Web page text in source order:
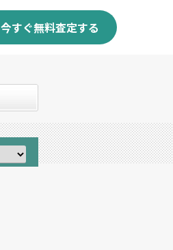
今すぐ無料査定する